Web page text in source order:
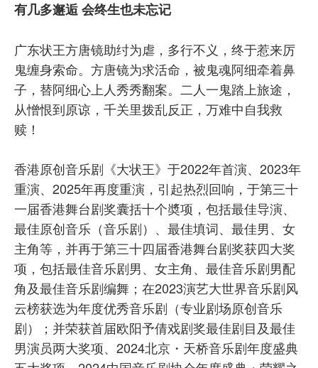
有几多邂逅 会终生也未忘记
广东状王方唐镜助纣为虐，多行不义，终于惹来厉
鬼缠身索命。方唐镜为求活命，被鬼魂阿细牵着鼻
子，替阿细心上人秀秀翻案。二人一鬼踏上旅途，
从憎恨到原谅，千关里拨乱反正，万难中自我救
赎！
香港原创音乐剧《大状王》于2022年首演、2023年
重演、2025年再度重演，引起热烈回响，于第三十
一届香港舞台剧奖囊括十个奬项，包括最佳导演、
最佳原创音乐（音乐剧）、最佳填词、最佳男、女
主角等，并再于第三十四届香港舞台剧奖获四大奖
项，包括最佳音乐剧男、女主角、最佳音乐剧男配
角及最佳音乐剧编舞；在2023演艺大世界音乐剧风
云榜获选为年度优秀音乐剧（专业剧场原创音乐
剧）；并荣获首届欧阳予倩戏剧奖最佳剧目及最佳
男演员两大奖项、2024北京・天桥音乐剧年度盛典